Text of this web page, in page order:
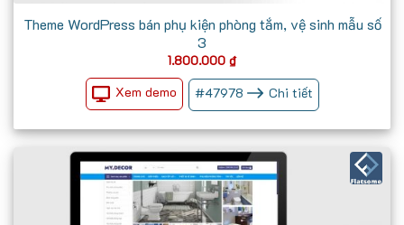
Theme WordPress bán phụ kiện phòng tắm, vệ sinh mẫu số
3
1.800.000 ₫
Xem demo #47978 Chi tiết